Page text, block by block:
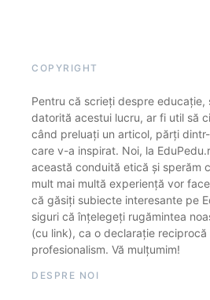
COPYRIGHT
Pentru că scrieți despre educație,
datorită acestui lucru, ar fi util să
când preluați un articol, părți
care v-a inspirat. Noi, la
această conduită etică și sperăm
mult mai multă experiență vor
că găsiți subiecte interesante pe
siguri că înțelegeți rugămintea
(cu link), ca o declarație
profesionalism. Vă mulțumim!
DESPRE NOI